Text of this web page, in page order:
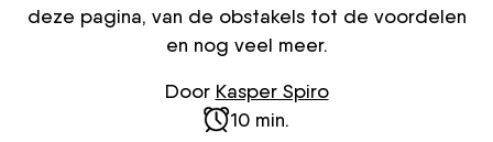
deze pagina, van de obstakels tot de voordelen
en nog veel meer.
Door Kasper Spiro
10 min.